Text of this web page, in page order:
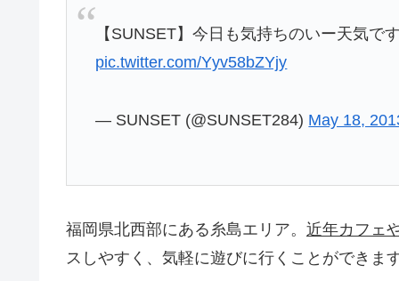
pic.twitter.com/Yyv58bZYjy
— SUNSET (@SUNSET284) May 18,
福岡県北西部にある糸島エリア。 近年カフェ
スしやすく、気軽に遊びに行くことができま